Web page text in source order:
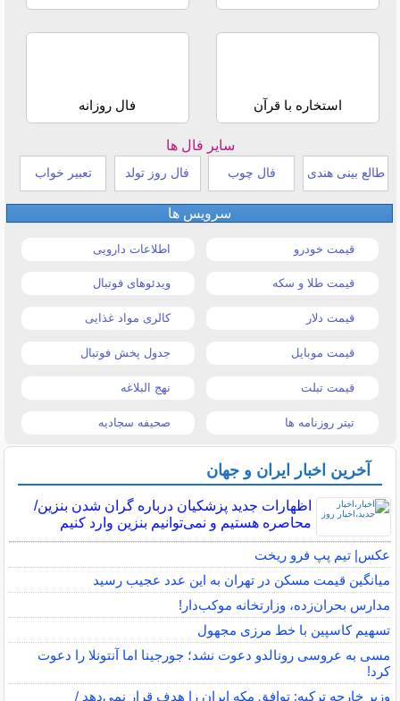
استخاره با قرآن فال روزانه
سایر فال ها
طالع بینی هندی فال چوب فال روز تولد تعبیر خواب
سرویس ها
قیمت خودرو اطلاعات دارویی
قیمت طلا و سکه ویدئوهای فوتبال
قیمت دلار کالری مواد غذایی
قیمت موبایل جدول پخش فوتبال
قیمت تبلت نهج البلاغه
تیتر روزنامه ها صحیفه سجادیه
آخرین اخبار ایران و جهان
اظهارات جدید پزشکیان درباره گران شدن بنزین/
محاصره هستیم و نمی‌توانیم بنزین وارد کنیم
عکس| تیم پپ فرو ریخت
میانگین قیمت مسکن در تهران به این عدد عجیب رسید
مدارس بحران‌زده، وزارتخانه موکب‌دار!
تسهیم کاسپین با خط مرزی مجهول
مسی به عروسی رونالدو دعوت نشد؛ جورجینا اما آنتونلا را دعوت
کرد!
وزیر خارجه ترکیه: توافق مکه ایران را هدف قرار نمی‌دهد /